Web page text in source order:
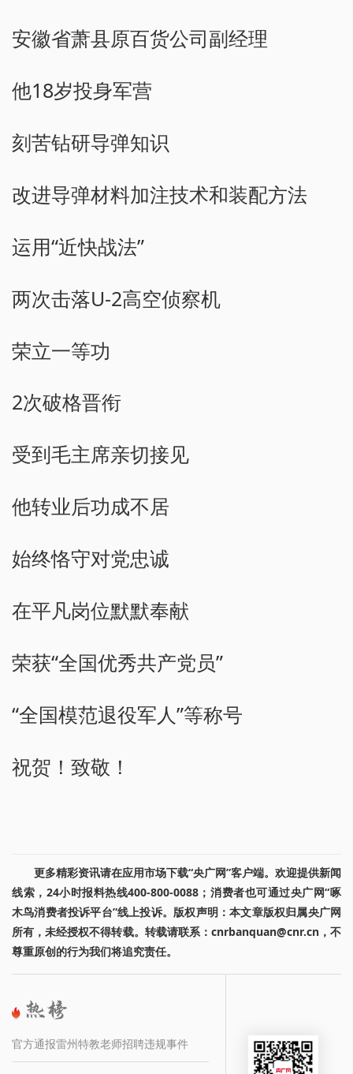
安徽省萧县原百货公司副经理
他18岁投身军营
刻苦钻研导弹知识
改进导弹材料加注技术和装配方法
运用“近快战法”
两次击落U-2高空侦察机
荣立一等功
2次破格晋衔
受到毛主席亲切接见
他转业后功成不居
始终恪守对党忠诚
在平凡岗位默默奉献
荣获“全国优秀共产党员”
“全国模范退役军人”等称号
祝贺！致敬！
更多精彩资讯请在应用市场下载“央广网”客户端。欢迎提供新闻
线索，24小时报料热线400-800-0088；消费者也可通过央广网“啄
木鸟消费者投诉平台”线上投诉。版权声明：本文章版权归属央广网
所有，未经授权不得转载。转载请联系：cnrbanquan@cnr.cn，不
尊重原创的行为我们将追究责任。
官方通报雷州特教老师招聘违规事件